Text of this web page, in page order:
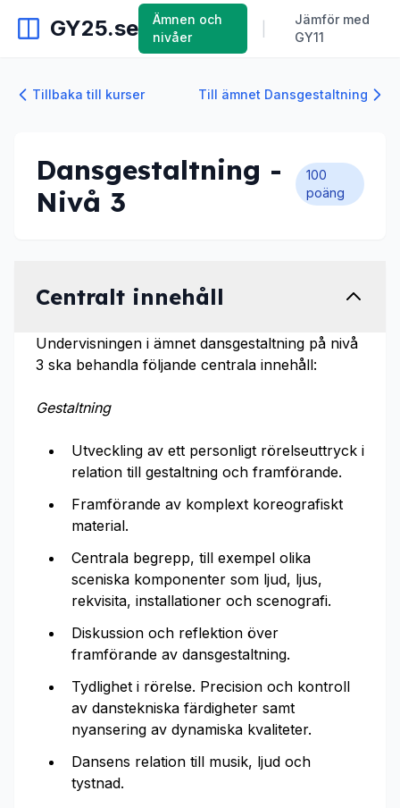
GY25.se
Ämnen och
nivåer
Jämför med
GY11
Tillbaka till kurser Till ämnet Dansgestaltning
Dansgestaltning -
Nivå 3
100
poäng
Centralt innehåll
Undervisningen i ämnet dansgestaltning på nivå
3 ska behandla följande centrala innehåll:
Gestaltning
Utveckling av ett personligt rörelseuttryck i
relation till gestaltning och framförande.
Framförande av komplext koreografiskt
material.
Centrala begrepp, till exempel olika
sceniska komponenter som ljud, ljus,
rekvisita, installationer och scenografi.
Diskussion och reflektion över
framförande av dansgestaltning.
Tydlighet i rörelse. Precision och kontroll
av danstekniska färdigheter samt
nyansering av dynamiska kvaliteter.
Dansens relation till musik, ljud och
tystnad.